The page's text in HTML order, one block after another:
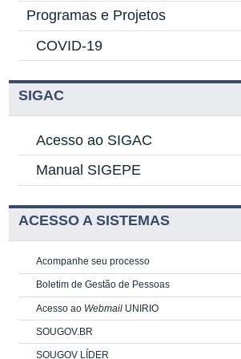
Programas e Projetos
COVID-19
SIGAC
Acesso ao SIGAC
Manual SIGEPE
ACESSO A SISTEMAS
Acompanhe seu processo
Boletim de Gestão de Pessoas
Acesso ao Webmail UNIRIO
SOUGOV.BR
SOUGOV LÍDER